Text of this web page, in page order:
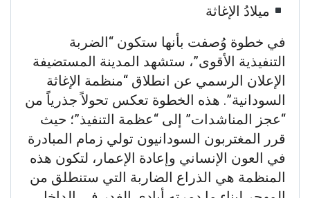
​ميلادُ الإغاثة
​في خطوة وُصفت بأنها ستكون “الضربة
التنفيذية الأقوى”، ستشهد المدينة المستضيفة
الإعلان الرسمي عن انطلاق “منظمة الإغاثة
السودانية”. هذه الخطوة تعكس تحولاً جذرياً من
“عجز المناشدات” إلى “عظمة التنفيذ”؛ حيث
قرر المغتربون السودانيون تولي زمام المبادرة
في العون الإنساني وإعادة الإعمار، لتكون هذه
المنظمة هي الذراع الضاربة التي ستنطلق من